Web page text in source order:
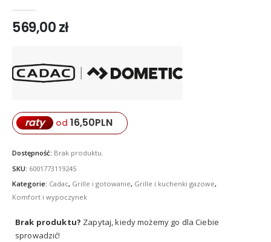
569,00zł
raty od 16,50PLN
Dostępność: Brak produktu.
SKU: 6001773119245
Kategorie: Cadac, Grille i gotowanie, Grille i kuchenki gazowe,
Komfort i wypoczynek
Brak produktu? Zapytaj, kiedy możemy go dla Ciebie
sprowadzić!